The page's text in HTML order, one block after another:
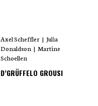
Axel Scheffler | Julia
Donaldson | Martine
Schoellen
D’GRÜFFELO GROUSI